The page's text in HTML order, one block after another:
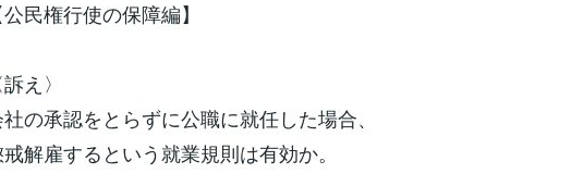
公民権行使の保障編】
訴え〉
の承認をとらずに公職に就任した場合、
解雇するという就業規則は有効か。